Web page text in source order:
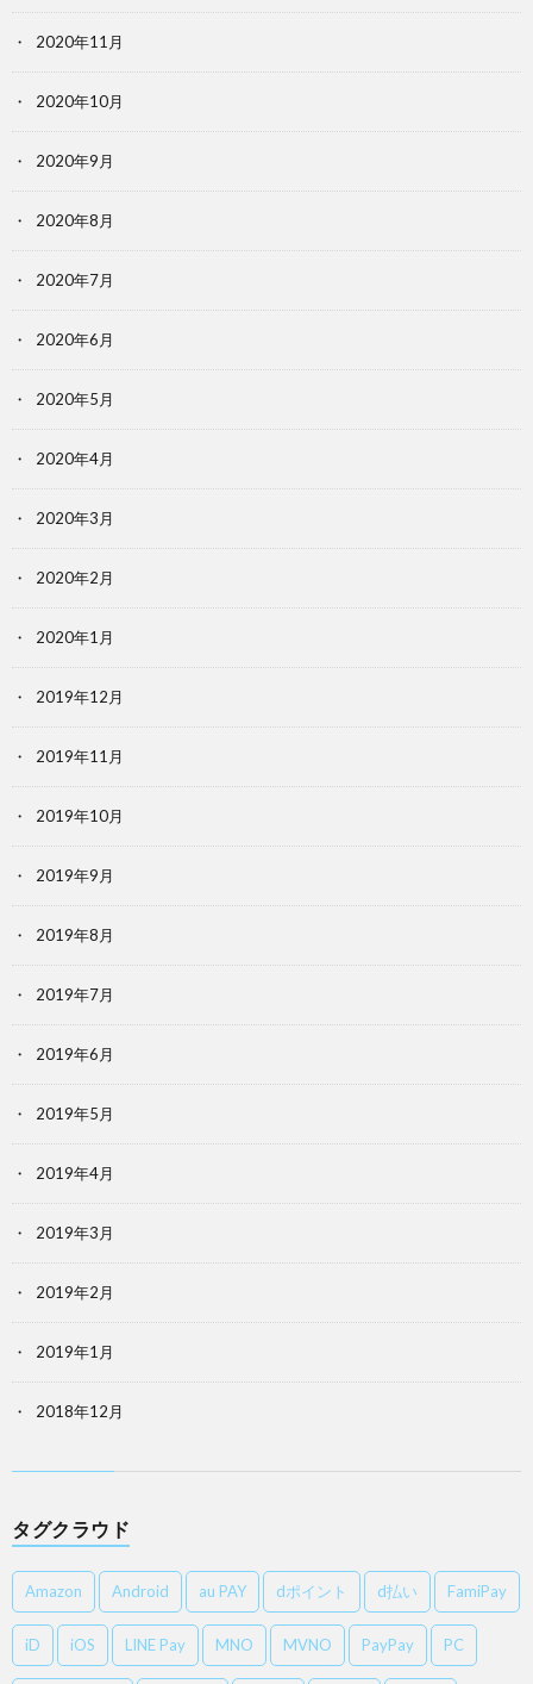
2020年11月
2020年10月
2020年9月
2020年8月
2020年7月
2020年6月
2020年5月
2020年4月
2020年3月
2020年2月
2020年1月
2019年12月
2019年11月
2019年10月
2019年9月
2019年8月
2019年7月
2019年6月
2019年5月
2019年4月
2019年3月
2019年2月
2019年1月
2018年12月
タグクラウド
Amazon Android au PAY dポイント d払い FamiPay
iD iOS LINE Pay MNO MVNO PayPay PC